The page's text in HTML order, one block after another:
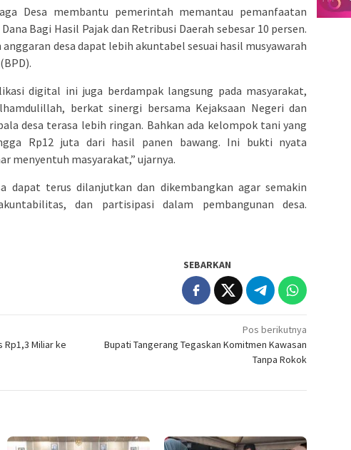
Desa membantu pemerintah memantau pemanfaatan
Bagi Hasil Pajak dan Retribusi Daerah sebesar 10 persen.
desa dapat lebih akuntabel sesuai hasil musyawarah
digital ini juga berdampak langsung pada masyarakat,
berkat sinergi bersama Kejaksaan Negeri dan
desa terasa lebih ringan. Bahkan ada kelompok tani yang
Rp12 juta dari hasil panen bawang. Ini bukti nyata
menyentuh masyarakat,” ujarnya.
dapat terus dilanjutkan dan dikembangkan agar semakin
dan partisipasi dalam pembangunan desa.
SEBARKAN
Rp1,3 Miliar ke
Pos berikutnya
Bupati Tangerang Tegaskan Komitmen Kawasan
Tanpa Rokok